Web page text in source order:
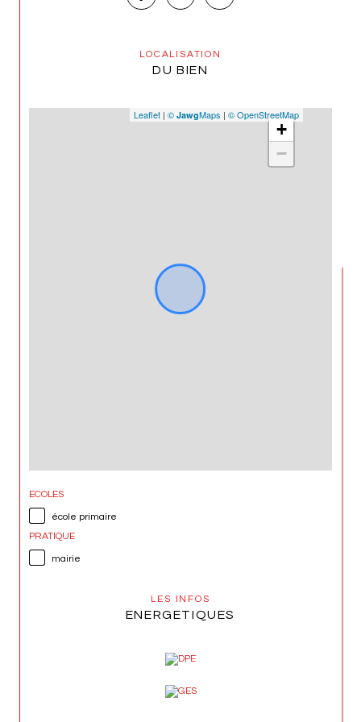
Les informations sur les risques auxquels ce bien est
LOCALISATION
DU BIEN
+
−
Leaflet | © JawgMaps | © OpenStreetMap
ECOLES
école primaire
PRATIQUE
mairie
LES INFOS
ENERGETIQUES